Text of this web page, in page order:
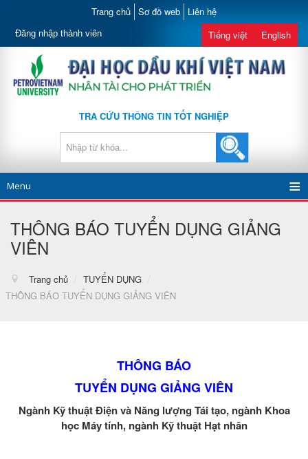
Trang chủ Sơ đồ web Liên hệ
Đăng nhập thành viên Tiếng việt English
TRA CỨU THÔNG TIN TỐT NGHIỆP
Menu
THÔNG BÁO TUYỂN DỤNG GIẢNG
VIÊN
Trang chủ / TUYỂN DỤNG
/
THÔNG BÁO TUYỂN DỤNG GIẢNG VIÊN
THÔNG BÁO
TUYỂN DỤNG GIẢNG VIÊN
Ngành Kỹ thuật Điện và Năng lượng Tái tạo, ngành Khoa
học Máy tính, ngành Kỹ thuật Hạt nhân